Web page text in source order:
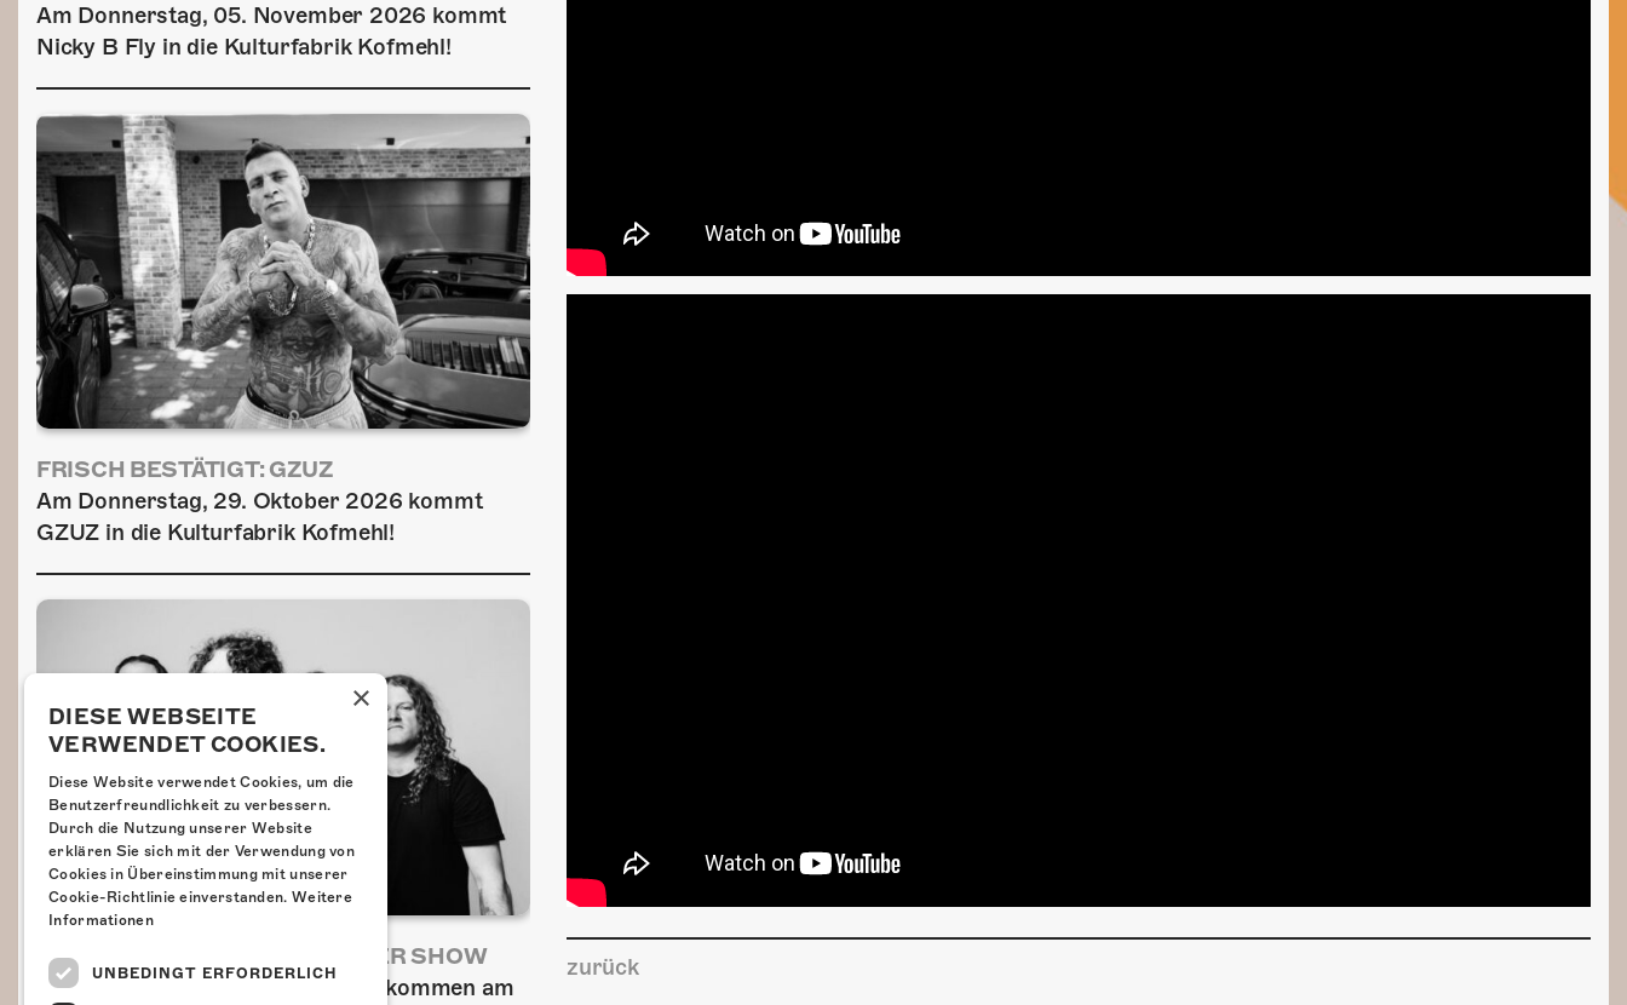
zurück
Am Donnerstag, 05. November 2026 kommt
Nicky B Fly in die Kulturfabrik Kofmehl!
FRISCH BESTÄTIGT: GZUZ
Am Donnerstag, 29. Oktober 2026 kommt
GZUZ in die Kulturfabrik Kofmehl!
AIRBOURNE - SPECIAL SUMMER SHOW
Wow, das ist ein Ding! Airbourne kommen am
×
DIESE WEBSEITE
VERWENDET COOKIES.
Diese Website verwendet Cookies, um die
Benutzerfreundlichkeit zu verbessern.
Durch die Nutzung unserer Website
erklären Sie sich mit der Verwendung von
Cookies in Übereinstimmung mit unserer
Cookie-Richtlinie einverstanden. Weitere
Informationen
UNBEDINGT ERFORDERLICH